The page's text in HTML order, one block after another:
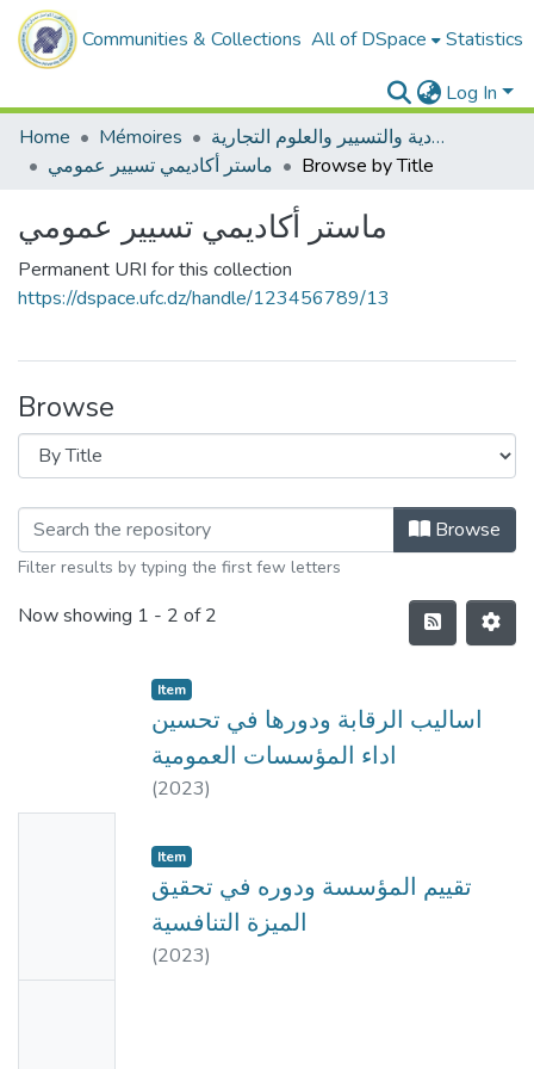
Communities & Collections All of DSpace Statistics
Log In
Home
Mémoires
ميدان العلوم الاقتصادية والتسيير والعلوم التجارية
ماستر أكاديمي تسيير عمومي
Browse by Title
ماستر أكاديمي تسيير عمومي
Permanent URI for this collection
https://dspace.ufc.dz/handle/123456789/13
Browse
Browse
Filter results by typing the first few letters
Now showing 1 - 2 of 2
e
Item
اساليب الرقابة ودورها في تحسين
اداء المؤسسات العمومية
(2023)
Item
تقييم المؤسسة ودوره في تحقيق
الميزة التنافسية
(2023)